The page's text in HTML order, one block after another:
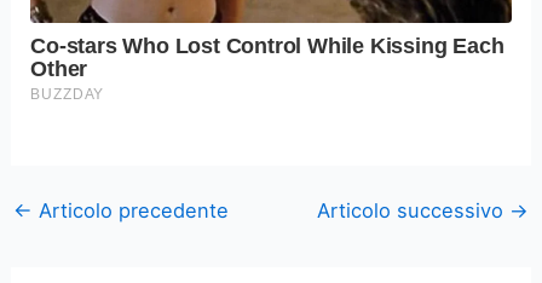
← Articolo precedente Articolo successivo →